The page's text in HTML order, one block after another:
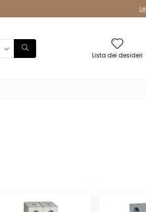
Lista dei desideri